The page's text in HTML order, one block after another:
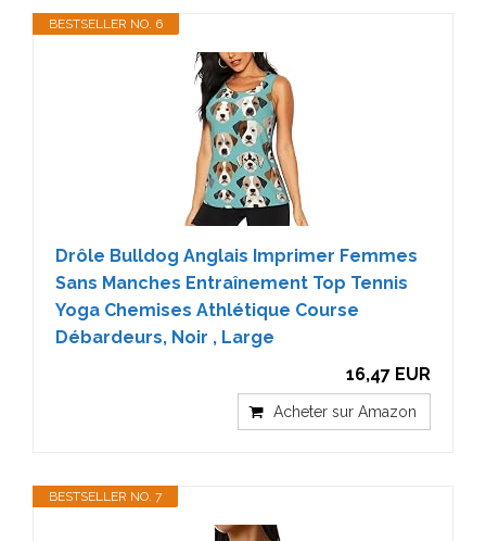
BESTSELLER NO. 6
Drôle Bulldog Anglais Imprimer Femmes
Sans Manches Entraînement Top Tennis
Yoga Chemises Athlétique Course
Débardeurs, Noir , Large
16,47 EUR
Acheter sur Amazon
BESTSELLER NO. 7